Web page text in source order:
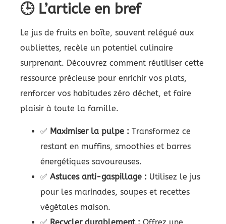
🕒 L’article en bref
Le jus de fruits en boîte, souvent relégué aux
oubliettes, recèle un potentiel culinaire
surprenant. Découvrez comment réutiliser cette
ressource précieuse pour enrichir vos plats,
renforcer vos habitudes zéro déchet, et faire
plaisir à toute la famille.
✅ Maximiser la pulpe : Transformez ce
restant en muffins, smoothies et barres
énergétiques savoureuses.
✅ Astuces anti-gaspillage : Utilisez le jus
pour les marinades, soupes et recettes
végétales maison.